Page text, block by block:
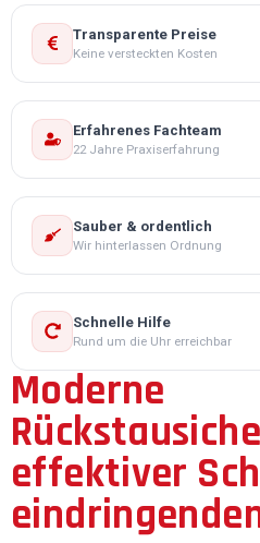
Transparente Preise
Keine versteckten Kosten
Erfahrenes Fachteam
22 Jahre Praxiserfahrung
Sauber & ordentlich
Wir hinterlassen Ordnung
Schnelle Hilfe
Rund um die Uhr erreichbar
Moderne
effektiver